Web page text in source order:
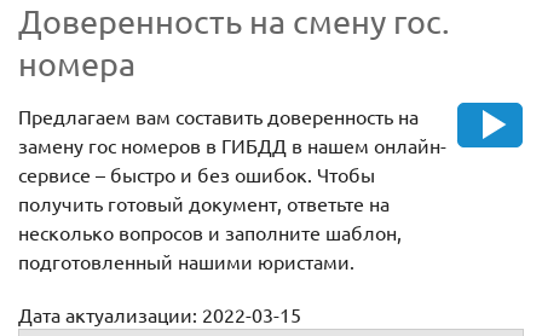
Доверенность на смену гос.
номера
Предлагаем вам составить доверенность на
замену гос номеров в ГИБДД в нашем онлайн-
сервисе – быстро и без ошибок. Чтобы
получить готовый документ, ответьте на
несколько вопросов и заполните шаблон,
подготовленный нашими юристами.
Дата актуализации: 2022-03-15